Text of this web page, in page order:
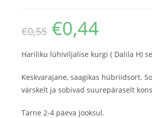
€0,55 €0,44
Hariliku lühiviljalise kurgi ( Dalila H)
Keskvarajane, saagikas hübriidsort.
värskelt ja sobivad suurepäraselt
Tarne 2-4 päeva jooksul.